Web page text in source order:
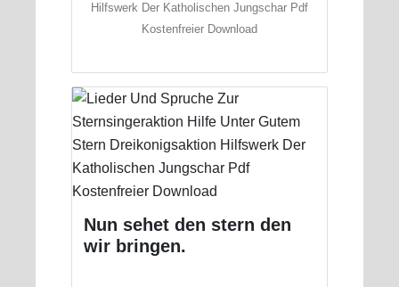
Hilfswerk Der Katholischen Jungschar Pdf
Kostenfreier Download
Nun sehet den stern den
wir bringen.